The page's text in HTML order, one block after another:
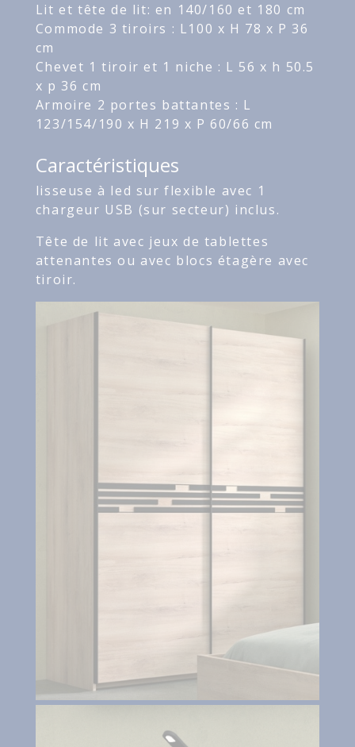
Lit et tête de lit: en 140/160 et 180 cm
Commode 3 tiroirs : L100 x H 78 x P 36
cm
Chevet 1 tiroir et 1 niche : L 56 x h 50.5
x p 36 cm
Armoire 2 portes battantes : L
123/154/190 x H 219 x P 60/66 cm
Caractéristiques
lisseuse à led sur flexible avec 1
chargeur USB (sur secteur) inclus.
Tête de lit avec jeux de tablettes
attenantes ou avec blocs étagère avec
tiroir.